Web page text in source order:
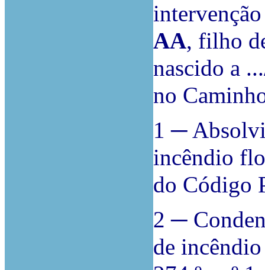
AA, filho
nascido a
no
1 ─
incêndio
do Código
2 ─
de